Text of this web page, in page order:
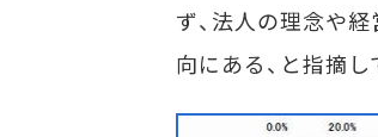
ず、法人の理念や
向にある、と指摘し